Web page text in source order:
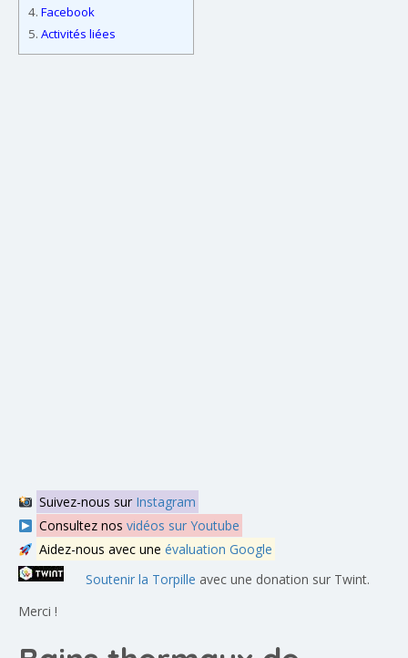
4. Facebook
5. Activités liées
Suivez-nous sur Instagram
Consultez nos vidéos sur Youtube
Aidez-nous avec une évaluation Google
Soutenir la Torpille avec une donation sur Twint.
Merci !